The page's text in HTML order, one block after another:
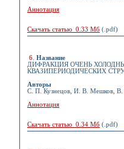
Аннотация
Скачать статью 0.33 Мб (.pdf)
6 Название
ДИФРАКЦИЯ ОЧЕНЬ
КВАЗИПЕРИОДИЧЕСКИХ
Авторы
С. П. Кузнецов, И. В. Мешков,
Аннотация
Скачать статью 0.34 Мб (.pdf)